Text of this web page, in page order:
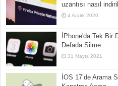
uzantısı nasıl
4 Aralık 2020
İPhone'da Tek Bir
Defada Silme
31 Mayıs 2021
İOS 17’de Arama